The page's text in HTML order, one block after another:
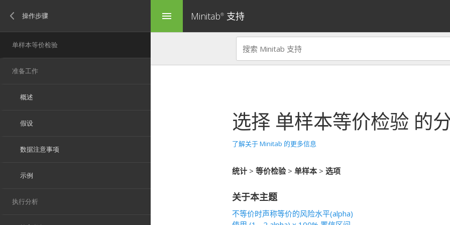
menu Minitab® 支持
选择 单样本等价检验 的
了解关于 Minitab 的更多信息
统计 > 等价检验> 单样本 > 选项
关于本主题
不等价时声称等价的风险水平(alpha)